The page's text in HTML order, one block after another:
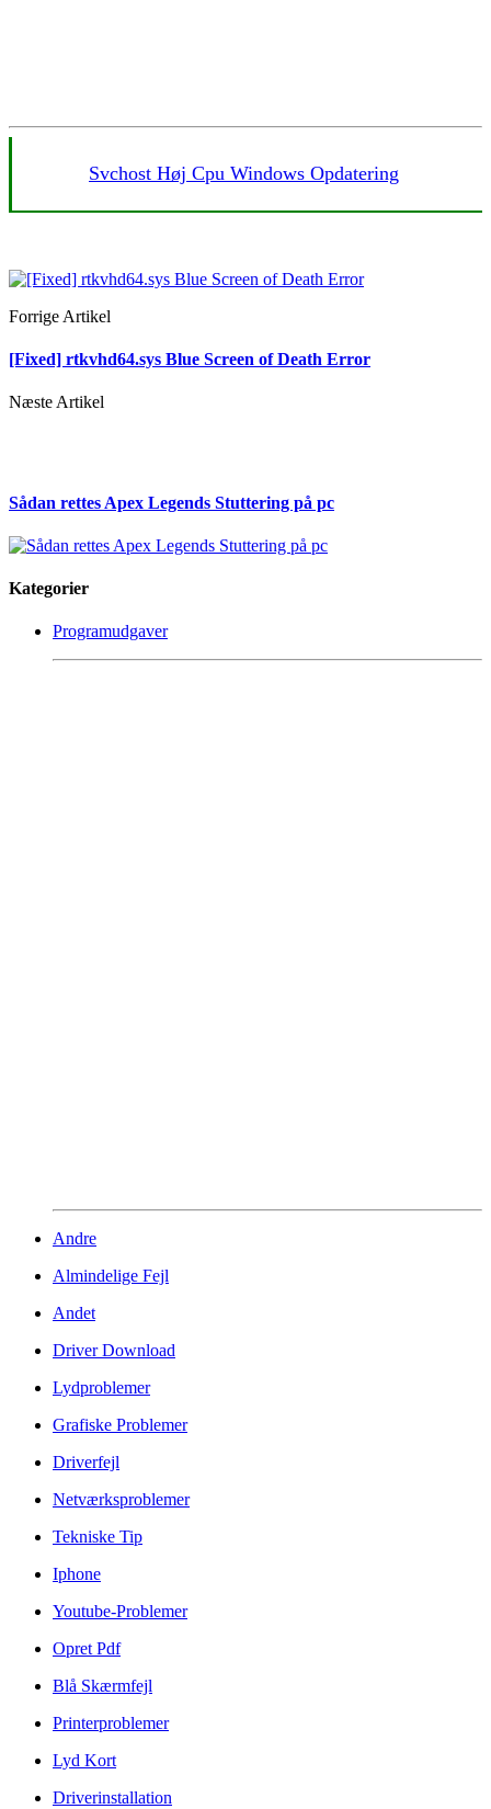
Svchost Høj Cpu Windows Opdatering
Forrige Artikel
[Fixed] rtkvhd64.sys Blue Screen of Death Error
Næste Artikel
Sådan rettes Apex Legends Stuttering på pc
Kategorier
Programudgaver
Andre
Almindelige Fejl
Andet
Driver Download
Lydproblemer
Grafiske Problemer
Driverfejl
Netværksproblemer
Tekniske Tip
Iphone
Youtube-Problemer
Opret Pdf
Blå Skærmfejl
Printerproblemer
Lyd Kort
Driverinstallation